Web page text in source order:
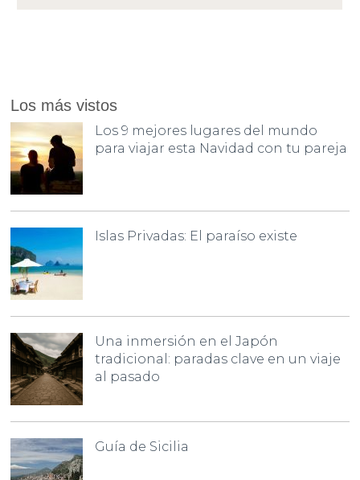
Los más vistos
Los 9 mejores lugares del mundo
para viajar esta Navidad con tu pareja
Islas Privadas: El paraíso existe
Una inmersión en el Japón
tradicional: paradas clave en un viaje
al pasado
Guía de Sicilia